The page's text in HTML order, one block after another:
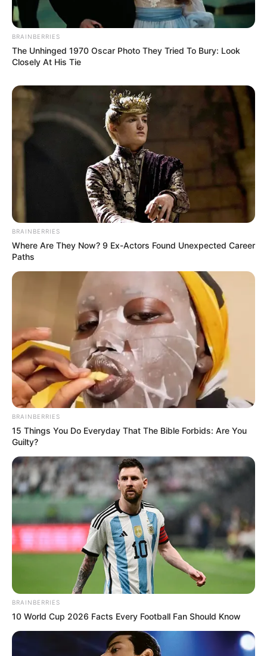
BRAINBERRIES
The Unhinged 1970 Oscar Photo They Tried To Bury: Look
Closely At His Tie
BRAINBERRIES
Where Are They Now? 9 Ex-Actors Found Unexpected Career
Paths
BRAINBERRIES
15 Things You Do Everyday That The Bible Forbids: Are You
Guilty?
BRAINBERRIES
10 World Cup 2026 Facts Every Football Fan Should Know